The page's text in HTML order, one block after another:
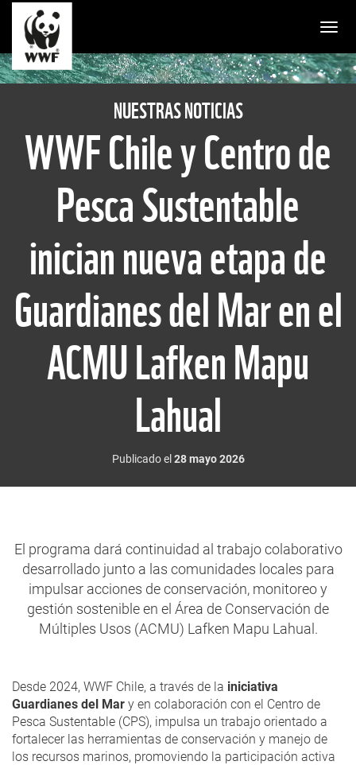
NUESTRAS NOTICIAS
WWF Chile y Centro de
Pesca Sustentable
inician nueva etapa de
Guardianes del Mar en el
ACMU Lafken Mapu
Lahual
Publicado el 28 mayo 2026
El programa dará continuidad al trabajo colaborativo
desarrollado junto a las comunidades locales para
impulsar acciones de conservación, monitoreo y
gestión sostenible en el Área de Conservación de
Múltiples Usos (ACMU) Lafken Mapu Lahual.
Desde 2024, WWF Chile, a través de la iniciativa
Guardianes del Mar y en colaboración con el Centro de
Pesca Sustentable (CPS), impulsa un trabajo orientado a
fortalecer las herramientas de conservación y manejo de
los recursos marinos, promoviendo la participación activa